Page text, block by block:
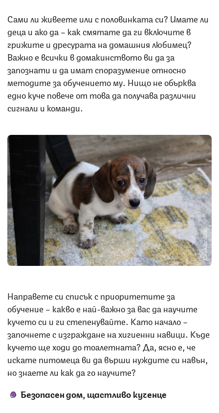
Сами ли живеете или с половинката си? Имате ли
деца и ако да – как смятате да ги включите в
грижите и дресурата на домашния любимец?
Важно е всички в домакинството ви да за
запознати и да имат споразумение относно
методите за обучението му. Нищо не обърква
едно куче повече от това да получава различни
сигнали и команди.
Снимка: iStock
Направете си списък с приоритетите за
обучение – какво е най-важно за вас да научите
кучето си и ги степенувайте. Като начало –
започнете с изграждане на хигиенни навици. Къде
кучето ще ходи до тоалетната? Да, ясно е, че
искате питомеца ви да върши нуждите си навън,
но знаете ли как да го научите?
Безопасен дом, щастливо кученце